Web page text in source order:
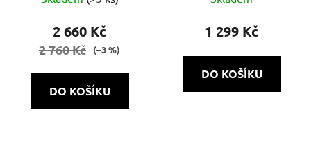
2 660 Kč
2 760 Kč (–3 %)
DO KOŠÍKU
1 299 Kč
DO KOŠÍKU